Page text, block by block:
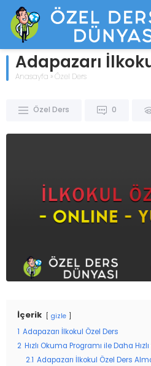
Adapazarı
Anasayfa » Özel Ders
Özel Ders 0
İçerik gizle
Adapazarı İlkokul Özel Ders
2 Hızlı Okuma Programı ile Daha
2.1
Adapazarı İlkokul Özel Ders